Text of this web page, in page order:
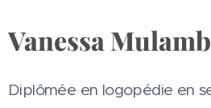
Vanessa
Diplômée en logopédie en